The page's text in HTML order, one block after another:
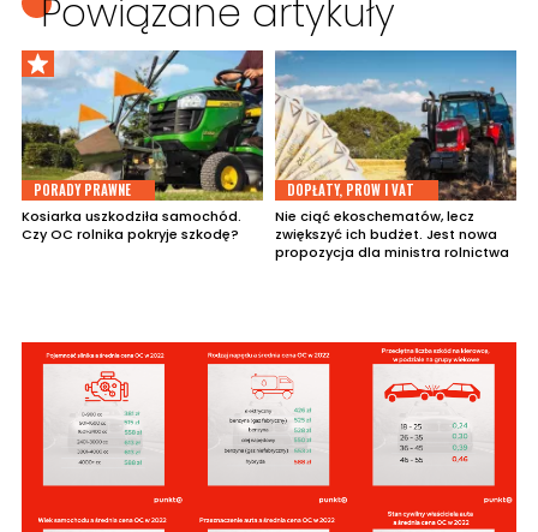
Powiązane artykuły
PORADY PRAWNE
Kosiarka uszkodziła samochód.
Czy OC rolnika pokryje szkodę?
DOPŁATY, PROW I VAT
Nie ciąć ekoschematów, lecz
zwiększyć ich budżet. Jest nowa
propozycja dla ministra rolnictwa